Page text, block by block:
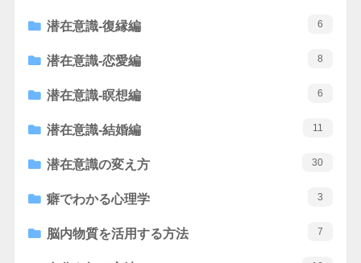
潜在意識-復縁編 6
潜在意識-恋愛編 8
潜在意識-瞑想編 6
潜在意識-結婚編 11
潜在意識の変え方 30
癖でわかる心理学 3
脳内物質を活用する方法 7